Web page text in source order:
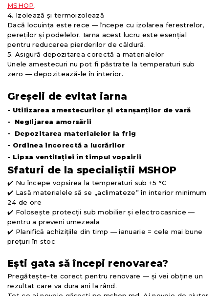
MSHOP.
4. Izolează și termoizolează
Dacă locuința este rece — începe cu izolarea ferestrelor,
pereților și podelelor. Iarna acest lucru este esențial
pentru reducerea pierderilor de căldură.
5. Asigură depozitarea corectă a materialelor
Unele amestecuri nu pot fi păstrate la temperaturi sub
zero — depozitează-le în interior.
Greșeli de evitat iarna
- Utilizarea amestecurilor și etanșanților de vară
- Neglijarea amorsării
- Depozitarea materialelor la frig
- Ordinea incorectă a lucrărilor
- Lipsa ventilației în timpul vopsirii
Sfaturi de la specialiștii MSHOP
✔️ Nu începe vopsirea la temperaturi sub +5 °C
✔️ Lasă materialele să se „aclimateze” în interior minimum
24 de ore
✔️ Folosește protecții sub mobilier și electrocasnice —
pentru a preveni umezeala
✔️ Planifică achizițiile din timp — ianuarie = cele mai bune
prețuri în stoc
Ești gata să începi renovarea?
Pregătește-te corect pentru renovare — și vei obține un
rezultat care va dura ani la rând.